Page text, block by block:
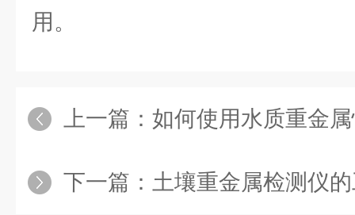
用。
上一篇： 如何使用水质重金属快速
下一篇： 土壤重金属检测仪的工